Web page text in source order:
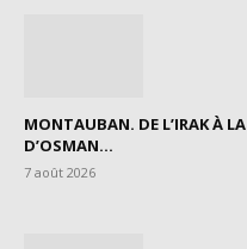
MONTAUBAN. DE L’IRAK À
D’OSMAN...
7 août 2026